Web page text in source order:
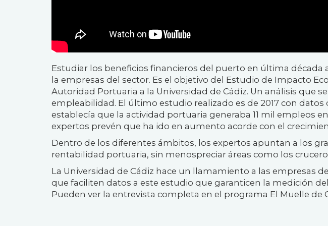
Estudiar los beneficios financieros del puerto en última
la empresas del sector. Es el objetivo del Estudio de Impacto
Autoridad Portuaria a la Universidad de Cádiz. Un análisis que
empleabilidad. El último estudio realizado es de 2017 con datos
establecía que la actividad portuaria generaba 11 mil empleos
expertos prevén que ha ido en aumento acorde con el
Dentro de los diferentes ámbitos, los expertos apuntan a los
rentabilidad portuaria, sin menospreciar áreas como los
La Universidad de Cádiz hace un llamamiento a las empresas
que faciliten datos a este estudio que garanticen la medición
Pueden ver la entrevista completa en el programa El Muelle de